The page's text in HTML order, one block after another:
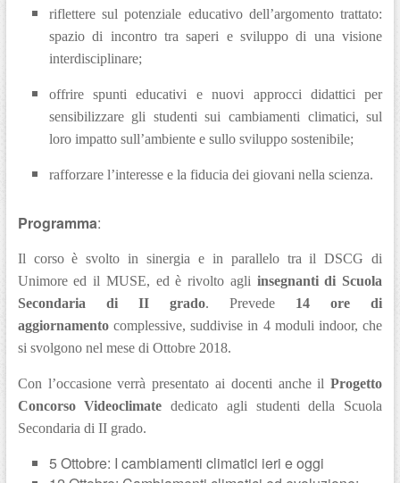
riflettere sul potenziale educativo dell’argomento trattato:
spazio di incontro tra saperi e sviluppo di una visione
interdisciplinare;
offrire spunti educativi e nuovi approcci didattici per
sensibilizzare gli studenti sui cambiamenti climatici, sul
loro impatto sull’ambiente e sullo sviluppo sostenibile;
rafforzare l’interesse e la fiducia dei giovani nella scienza.
Programma:
Il corso è svolto in sinergia e in parallelo tra il DSCG di
Unimore ed il MUSE, ed è rivolto agli insegnanti di Scuola
Secondaria di II grado.Prevede 14 ore di
aggiornamento complessive, suddivise in 4 moduli indoor, che
si svolgono nel mese di Ottobre 2018.
Con l’occasione verrà presentato ai docenti anche ilProgetto
Concorso Videoclimate dedicato agli studenti della Scuola
Secondaria di II grado.
5 Ottobre: I cambiamenti climatici ieri e oggi